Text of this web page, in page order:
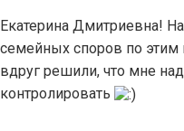
Екатерина Дмитриевна!
семейных споров по этим
вдруг решили, что мне
контролировать